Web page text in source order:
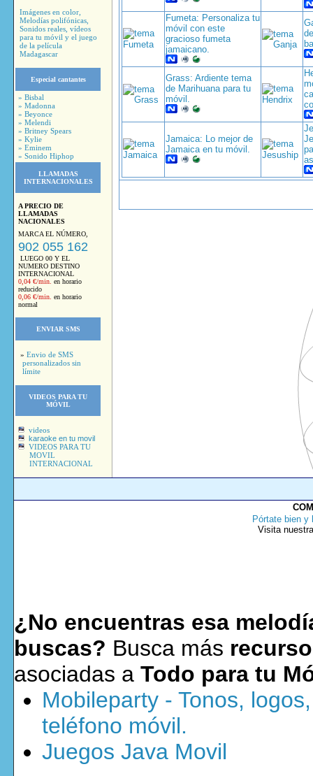
Imágenes en color,
Melodías polifónicas,
Sonidos reales, vídeos
para tu móvil y el juego
de la película
Madagascar
Especial cantantes
» Bisbal
» Madonna
» Beyonce
» Melendi
» Britney Spears
» Kylie
» Eminem
» Sonido Hiphop
LLAMADAS
INTERNACIONALES
A PRECIO DE
LLAMADAS
NACIONALES
MARCA EL NÚMERO,
902 055 162
LUEGO 00 Y EL
NUMERO DESTINO
INTERNACIONAL
0,04 €/min. en horario
reducido
0,06 €/min. en horario
normal
ENVIAR SMS
» Envio de SMS
personalizados sin
límite
VIDEOS PARA TU
MÓVIL
videos
karaoke en tu movil
VIDEOS PARA TU
MOVIL
INTERNACIONAL
Fumeta: Personaliza tu
móvil con este
gracioso fumeta
jamaicano.
Grass: Ardiente tema
de Marihuana para tu
móvil.
Jamaica: Lo mejor de
Jamaica en tu móvil.
Pórtate bien y
Visita
¿No encuentras esa
buscas? Busca más
asociadas a Todo para tu
Mobileparty - Tonos,
teléfono móvil.
Juegos Java Movil